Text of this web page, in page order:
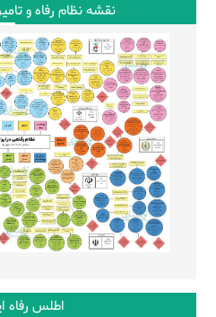
نقشه نظام رفاه و
اطلس رفاه